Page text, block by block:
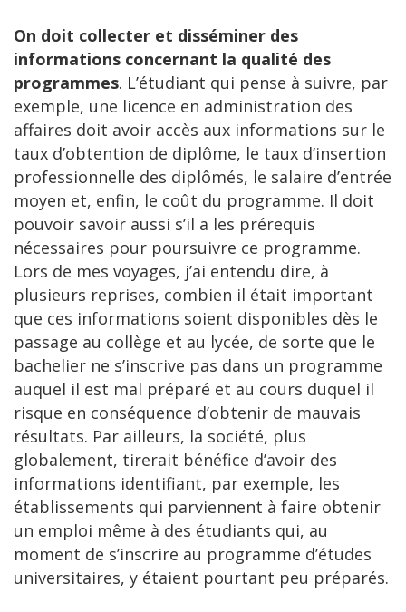
On doit collecter et disséminer des
informations concernant la qualité des
programmes. L’étudiant qui pense à suivre, par
exemple, une licence en administration des
affaires doit avoir accès aux informations sur le
taux d’obtention de diplôme, le taux d’insertion
professionnelle des diplômés, le salaire d’entrée
moyen et, enfin, le coût du programme. Il doit
pouvoir savoir aussi s’il a les prérequis
nécessaires pour poursuivre ce programme.
Lors de mes voyages, j’ai entendu dire, à
plusieurs reprises, combien il était important
que ces informations soient disponibles dès le
passage au collège et au lycée, de sorte que le
bachelier ne s’inscrive pas dans un programme
auquel il est mal préparé et au cours duquel il
risque en conséquence d’obtenir de mauvais
résultats. Par ailleurs, la société, plus
globalement, tirerait bénéfice d’avoir des
informations identifiant, par exemple, les
établissements qui parviennent à faire obtenir
un emploi même à des étudiants qui, au
moment de s’inscrire au programme d’études
universitaires, y étaient pourtant peu préparés.